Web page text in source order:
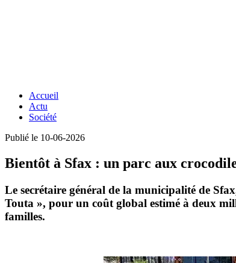
Accueil
Actu
Société
Publié le 10-06-2026
Bientôt à Sfax : un parc aux
Le secrétaire général de la municipalité de Sfax
Touta », pour un coût global estimé à deux
familles.